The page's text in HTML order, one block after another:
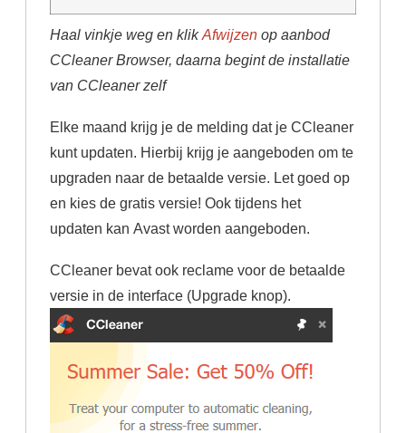
Haal vinkje weg en klikAfwijzen op aanbod
CCleaner Browser, daarna begint de installatie
van CCleaner zelf
Elke maand krijg je de melding dat je CCleaner
kunt updaten. Hierbij krijg je aangeboden om te
upgraden naar de betaalde versie. Let goed op
en kies de gratis versie! Ook tijdens het
updaten kan Avast worden aangeboden.
CCleaner bevat ook reclame voor de betaalde
versie in de interface (Upgrade knop).